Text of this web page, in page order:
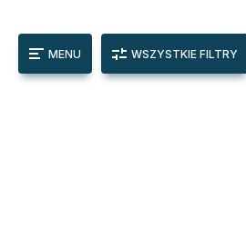
MENU WSZYSTKIE FILTRY